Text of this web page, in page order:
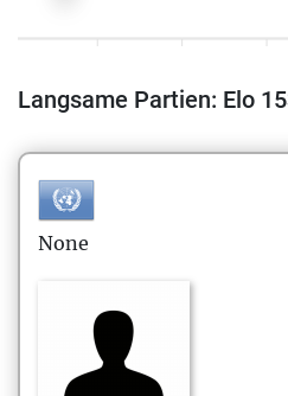
Langsame Partien: Elo
None